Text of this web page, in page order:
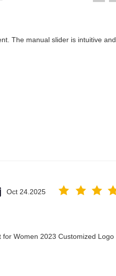
The manual slider is intuitive
Oct 24.2025
Women 2023 Customized